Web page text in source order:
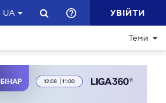
UA УВІЙТИ
Теми